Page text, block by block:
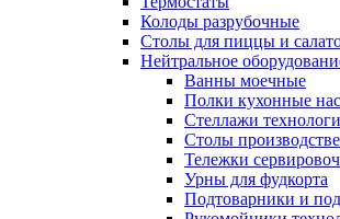
Колоды разрубочные
Столы для пиццы и
Нейтральное
Ванны моечные
Полки кухонные
Стеллажи
Столы
Тележки
Урны для фудкорта
Подтоварники и